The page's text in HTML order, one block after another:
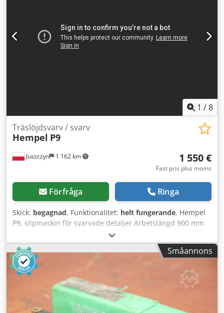
hydraulisk kopierfräs – original DTR-dokumentation –
omålad – begagnad svarv, mycket bra skick Netto pris: 59
900 PLN Netto pris: 14 262 EUR Netto pris beräknat enligt
1 /8
Juszczyn 1 162 km
Träslöjdsvarv / svarv
Hempel P9
1 550 €
Fast pris plus moms
Förfråga Ringa
Skick: begagnad, Funktionalitet: helt fungerande, Hempel
P9, slipmaskin för svarvade detaljer Arbetslängd 900 mm
Dsdpszlcvpofx Al Rjck Maximal slipdiameter 100 mm
Slipning med oscillerande borstar
Småannons